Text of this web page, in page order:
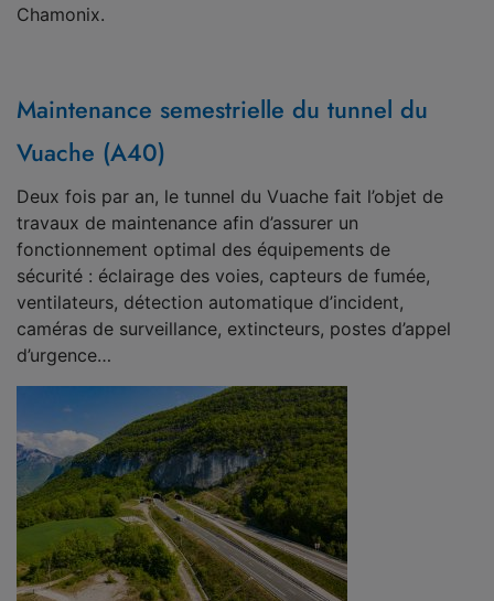
Chamonix.
Maintenance semestrielle du tunnel du
Vuache (A40)
Deux fois par an, le tunnel du Vuache fait l’objet de
travaux de maintenance afin d’assurer un
fonctionnement optimal des équipements de
sécurité : éclairage des voies, capteurs de fumée,
ventilateurs, détection automatique d’incident,
caméras de surveillance, extincteurs, postes d’appel
d’urgence…